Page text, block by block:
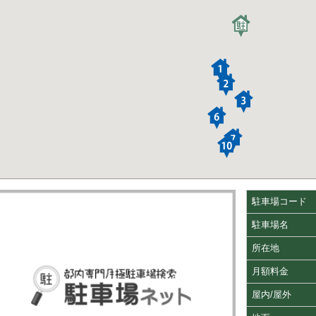
駐車場コード
駐車場名
所在地
月額料金
屋内/屋外